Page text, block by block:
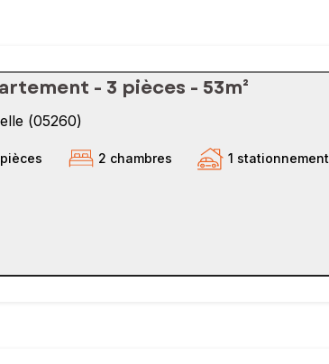
- 3 pièces - 53m²
(05260)
2 chambres 1 stationnement